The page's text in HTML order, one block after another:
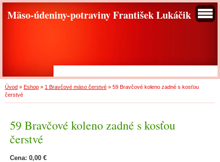
Mäso-údeniny-potraviny František Lukáčik
Úvod » Eshop » 1 Bravčové mäso čerstvé » 59 Bravčové koleno zadné s kosťou
čerstvé
59 Bravčové koleno zadné s kosťou
čerstvé
Cena: 0,00 €